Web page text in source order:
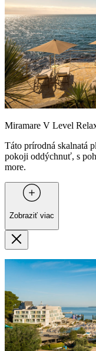
Miramare V Level
Táto prírodná skalnatá
pokoji oddýchnuť, s
more.
Zobraziť viac